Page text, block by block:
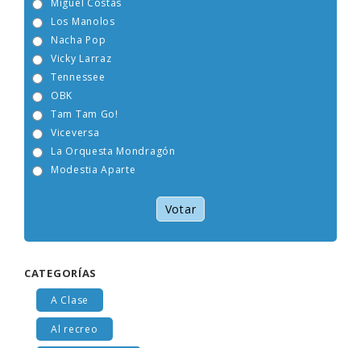
Miguel Costas
Los Manolos
Nacha Pop
Vicky Larraz
Tennessee
OBK
Tam Tam Go!
Viceversa
La Orquesta Mondragón
Modestia Aparte
Votar
CATEGORÍAS
A Clase
Al recreo